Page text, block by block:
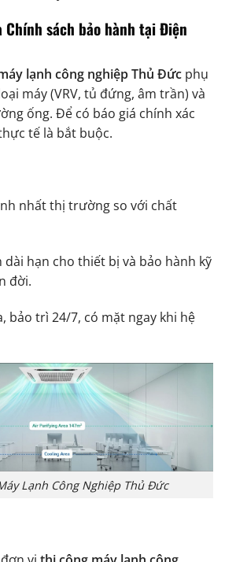
Chính sách bảo hành tại Điện
lạnh công nghiệp Thủ Đức phụ
máy (VRV, tủ đứng, âm trần) và
ống. Để có báo giá chính xác
tế là bắt buộc.
nhất thị trường so với chất
dài hạn cho thiết bị và bảo hành kỹ
đời.
bảo trì 24/7, có mặt ngay khi hệ
Lạnh Công Nghiệp Thủ Đức